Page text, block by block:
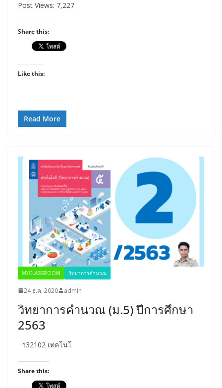
Post Views: 7,227
Share this:
Like this:
Read More
MYCLASSROOM วิทยาการคำนวณ
24 ธ.ค. 2020 admin
วิทยาการคำนวณ (ม.5) ปีการศึกษา
2563
ว32102 เทคโนโ
Share this: